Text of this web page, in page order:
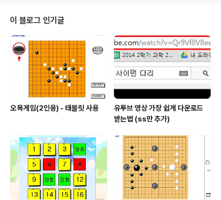
정하여 발전의 원리 탐구에서 원자력에너지에 대한 연구를
하였다. 이는 과학을 배우는 것이 일상생활을 발전시키는
데 도움이 되어야 한다고 생각하였기 때문이다. 원자력연
계 에너지교육을 쉽게 할 수 있도록 할 수 있도록 실험 및
교육내용을 연수할 예정이다. 방사선 조사 식품, 방사선 조
사 감자, 양파들..
이 블로그 인기글
오목게임(2인용) - 태블릿 사용
유투브 영상 가장 쉽게 다운로드
받는법 (ss만 추가)